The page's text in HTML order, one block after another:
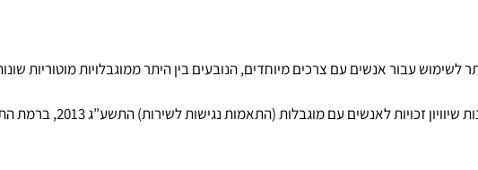
עבור אנשים עם צרכים מיוחדים, הנובעים בין היתר ממוגבלויות מוטוריות שונות,
אנו עושים מאמצים שהאתר שלנו